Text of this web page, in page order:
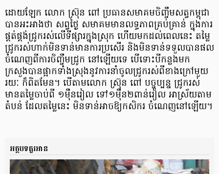
ដោយឡែក លោក ស្រ៊ុ​ន ពៅ ប្រធាន​សមាគម​ចិញ្ចឹមសត្វ​កម្ពុជា
បាន​អះអាង​ថា សព្វថ្ងៃ សមាគម​មាន​លទ្ធភាព​គ្រប់គ្រាន់ ក្នុង​ការ​
ផ្គត់ផ្គង់​ជ្រូក​រស់​លើ​ទីផ្សារ​ក្នុងស្រុក ហើយ​មក​ដល់​ពេល​នេះ តម្លៃ​
ជ្រូក​រស់​ហាក់​មិន​ទាន់​មានការ​ប្រសើរ និង​មិន​ទាន់​ទទួល​បាន​ផល​
ចំណេញ​ពី​ការ​ចិញ្ចឹម​ជ្រូក នៅឡើយ​ទេ បើ​ទោះបី​កន្លង​មក
ក្រសួង​បាន​ផ្អាក​ទាំងស្រុង​នូវ​ការ​នាំ​ចូល​ជ្រូក​រស់​ពី​ខាងក្រៅ​មួយ​
រយៈ ក៏​ពិតមែន​។ បើ​តាម​លោក ស្រ៊ុ​ន ពៅ បច្ចុប្បន្ន ជ្រូករ​ស់
មាន​តម្លៃ​ចាប់ពី ១​ម៉ឺន​រៀល ទៅ​១​ម៉ឺន​២​ពាន់​រៀល អាស្រ័យ​តាម​
តំបន់ ដែល​តម្លៃ​នេះ មិន​ទាន់​អាច​ឱ្យ​កសិករ ចំណេញ​នៅឡើយ​។
អត្ថបទគួរអាន